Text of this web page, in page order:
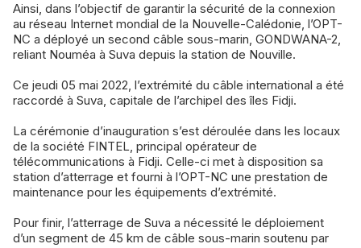
Ainsi, dans l’objectif de garantir la sécurité de la connexion
au réseau Internet mondial de la Nouvelle-Calédonie, l’OPT-
NC a déployé un second câble sous-marin, GONDWANA-2,
reliant Nouméa à Suva depuis la station de Nouville.
Ce jeudi 05 mai 2022, l’extrémité du câble international a été
raccordé à Suva, capitale de l’archipel des îles Fidji.
La cérémonie d’inauguration s’est déroulée dans les locaux
de la société FINTEL, principal opérateur de
télécommunications à Fidji. Celle-ci met à disposition sa
station d’atterrage et fourni à l’OPT-NC une prestation de
maintenance pour les équipements d’extrémité.
Pour finir, l’atterrage de Suva a nécessité le déploiement
d’un segment de 45 km de câble sous-marin soutenu par